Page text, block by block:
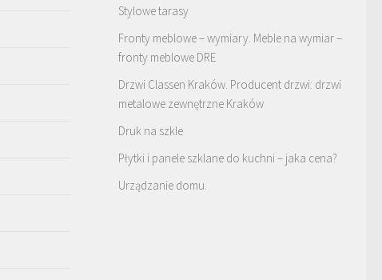
Stylowe tarasy
Fronty meblowe – wymiary. Meble na wymiar –
fronty meblowe DRE
Drzwi Classen Kraków. Producent drzwi: drzwi
metalowe zewnętrzne Kraków
Druk na szkle
Płytki i panele szklane do kuchni – jaka cena?
Urządzanie domu.